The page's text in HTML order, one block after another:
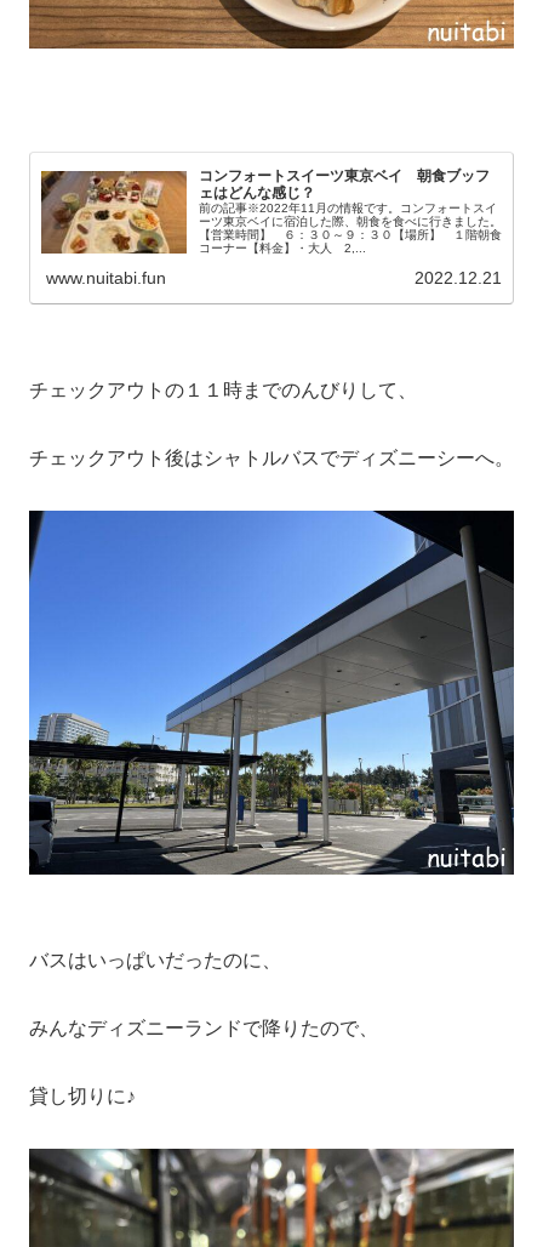
コンフォートスイーツ東京ベイ 朝食ブッフ
ェはどんな感じ？
前の記事※2022年11月の情報です。コンフォートスイ
ーツ東京ベイに宿泊した際、朝食を食べに行きました。
【営業時間】 ６：３０～９：３０【場所】 １階朝食
コーナー【料金】・大人 2,...
www.nuitabi.fun 2022.12.21
チェックアウトの１１時までのんびりして、
チェックアウト後はシャトルバスでディズニーシーへ。
バスはいっぱいだったのに、
みんなディズニーランドで降りたので、
貸し切りに♪